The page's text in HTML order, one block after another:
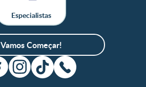
Especialistas
Vamos Começar!